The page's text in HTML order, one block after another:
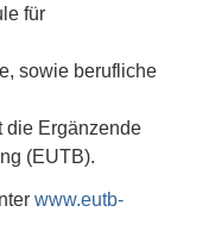
für
sowie berufliche
die Ergänzende
(EUTB).
www.eutb-